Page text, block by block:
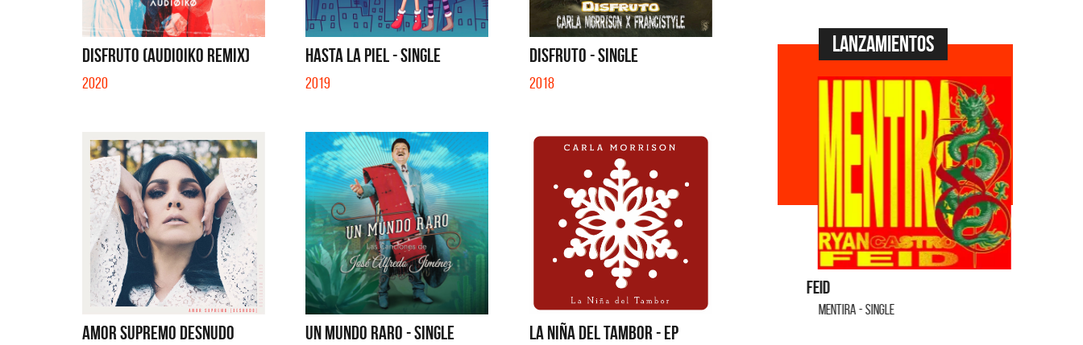
DISFRUTO (AUDIOIKO REMIX)
2020
HASTA LA PIEL - SINGLE
2019
DISFRUTO - SINGLE
2018
AMOR SUPREMO DESNUDO UN MUNDO RARO - SINGLE LA NIÑA DEL TAMBOR - EP
Lanzamientos
Migrantes
SI NO ES CON VOS - SINGLE
Los Palmeras
YO SOY - SINGLE
Feid
MENTIRA - SINGLE